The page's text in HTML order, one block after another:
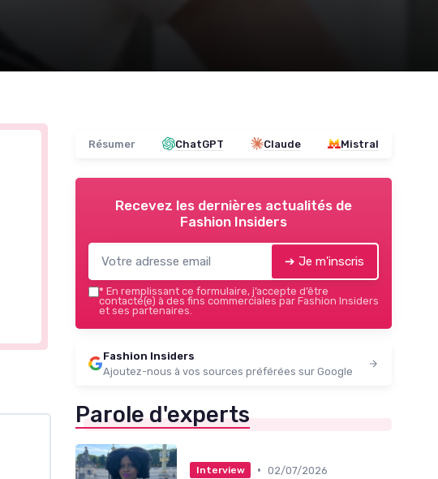
Résumer ChatGPT Claude Mistral
Recevez les dernières actualités de
Fashion Insiders
➔ Je m'inscris
* En remplissant ce formulaire, j’accepte d’être
contacté(e) à des fins commerciales par Fashion Insiders
et ses partenaires.
Fashion Insiders
Ajoutez-nous à vos sources préférées sur Google
Parole d'experts
Interview • 02/07/2026